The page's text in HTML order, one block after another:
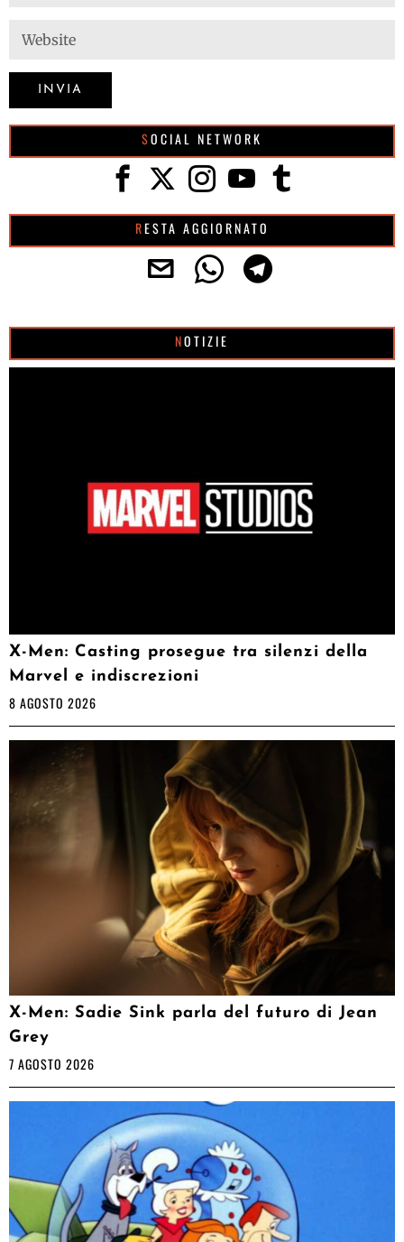
SOCIAL NETWORK
RESTA AGGIORNATO
NOTIZIE
X-Men: Casting prosegue tra silenzi della
Marvel e indiscrezioni
8 AGOSTO 2026
X-Men: Sadie Sink parla del futuro di Jean
Grey
7 AGOSTO 2026